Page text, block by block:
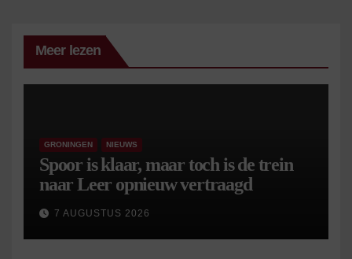
Meer lezen
GRONINGEN NIEUWS
Spoor is klaar, maar toch is de trein
naar Leer opnieuw vertraagd
7 AUGUSTUS 2026